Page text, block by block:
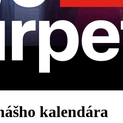
kalendára